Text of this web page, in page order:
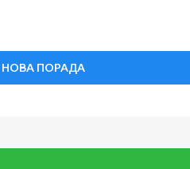
НОВА ПОРАДА